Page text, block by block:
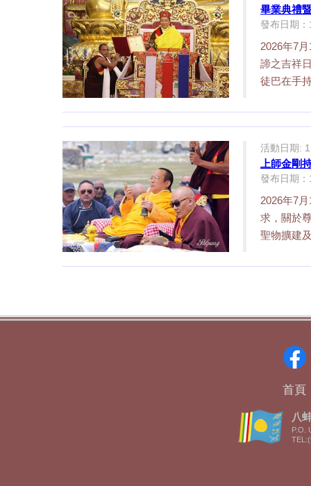
畢業典禮
發布日期
2026年7
諦之吉祥
徒巴在手
活動日期:
上師金剛
發布日期
2026年7
求，關於
聖物擴建
首頁
八
P.O.